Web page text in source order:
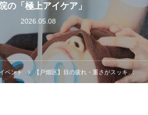
の「極上アイケア」
2026.05.08
ベント 【戸畑区】目の疲れ・重さがスッキリ！湯川整骨院の「極上アイケア」